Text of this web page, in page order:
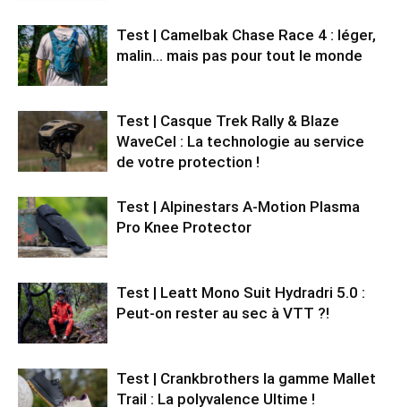
Test | Camelbak Chase Race 4 : léger,
malin… mais pas pour tout le monde
Test | Casque Trek Rally & Blaze
WaveCel : La technologie au service
de votre protection !
Test | Alpinestars A-Motion Plasma
Pro Knee Protector
Test | Leatt Mono Suit Hydradri 5.0 :
Peut-on rester au sec à VTT ?!
Test | Crankbrothers la gamme Mallet
Trail : La polyvalence Ultime !